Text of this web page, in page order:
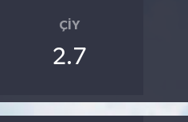
ÇIY
2.7